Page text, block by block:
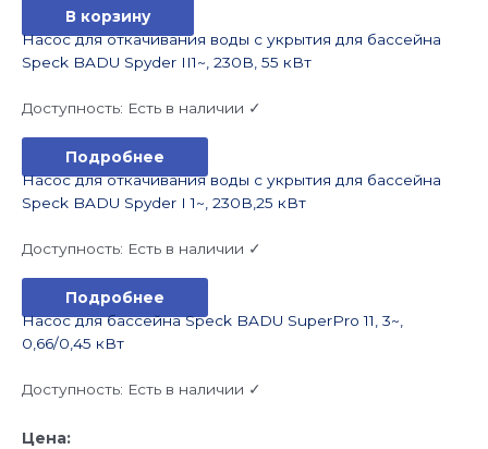
В корзину
Насос для откачивания воды с укрытия для бассейна
Speck BADU Spyder II1~, 230В, 55 кВт
Доступность: Есть в наличии ✓
Подробнее
Насос для откачивания воды с укрытия для бассейна
Speck BADU Spyder I 1~, 230В,25 кВт
Доступность: Есть в наличии ✓
Подробнее
Насос для бассейна Speck BADU SuperPro 11, 3~,
0,66/0,45 кВт
Доступность: Есть в наличии ✓